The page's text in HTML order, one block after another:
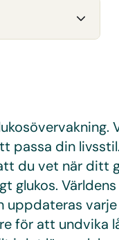
passa din
du vet när ditt
glukos.
uppdateras
för att undvika